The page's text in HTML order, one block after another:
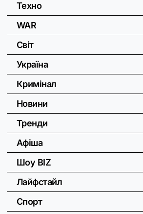
Техно
WAR
Світ
Україна
Кримінал
Новини
Тренди
Афіша
Шоу BIZ
Лайфстайл
Спорт